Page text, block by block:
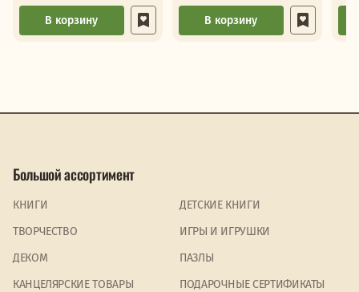
В корзину В корзину
Большой ассортимент
КНИГИ
ДЕТСКИЕ КНИГИ
ТВОРЧЕСТВО
ИГРЫ И ИГРУШКИ
ДЕКОМ
ПАЗЛЫ
КАНЦЕЛЯРСКИЕ ТОВАРЫ
ПОДАРОЧНЫЕ СЕРТИФИКАТЫ